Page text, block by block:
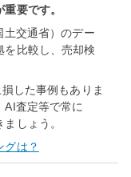
要です。
土交通省）のデー
を比較し、売却検
した事例もありま
査定等で常に
しょう。
グは？